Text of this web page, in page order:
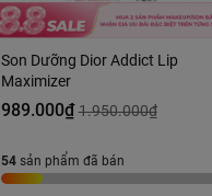
Son Dưỡng Dior Addict Lip
Maximizer
989.000₫ 1.950.000₫
54sản phẩm đã bán